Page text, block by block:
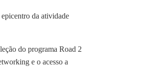
da atividade
do programa Road 2
e o acesso a